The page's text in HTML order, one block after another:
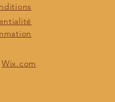
Wix.com